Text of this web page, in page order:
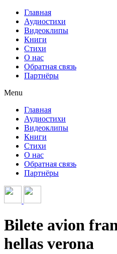
Главная
Аудиостихи
Видеоклипы
Книги
Стихи
О нас
Обратная связь
Партнёры
Menu
Главная
Аудиостихи
Видеоклипы
Книги
Стихи
О нас
Обратная связь
Партнёры
Bilete avion
hellas verona